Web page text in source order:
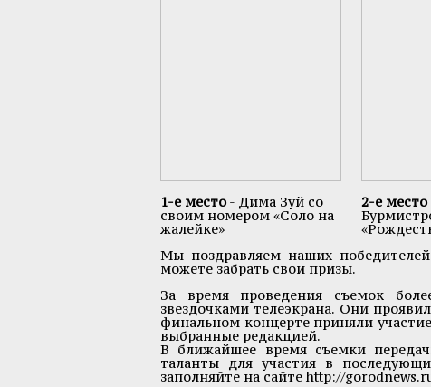
1-е место- Дима Зуй со
своим номером «Соло на
жалейке»
2-е место
Мы поздравляем наших
можете забрать свои призы.
За время проведения съемок
звездочками телеэкрана. Они
финальном концерте приняли
выбранные редакцией.
В ближайшее время съемки
таланты для участия в
заполняйте на сайтеhttp://